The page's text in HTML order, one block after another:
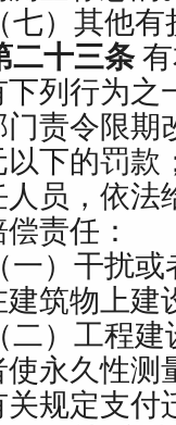
（七）其他
二十三条有
下列行为之
门责令限期
以下的罚款
人员，依法
责任：
（一）干扰
建筑物上建
（二）工程
使永久性测
关规定支付